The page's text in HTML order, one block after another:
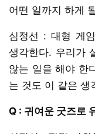
어떤 일까지 하게
심정선 : 대형 게
생각한다. 우리가
않는 일을 해야 한
는 것도 이 같은 생
Q : 귀여운 굿즈로